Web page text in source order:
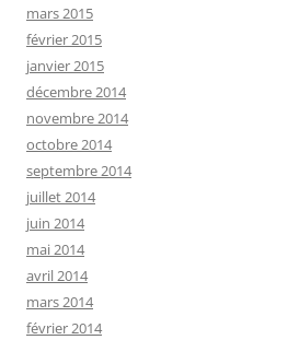
mars 2015
février 2015
janvier 2015
décembre 2014
novembre 2014
octobre 2014
septembre 2014
juillet 2014
juin 2014
mai 2014
avril 2014
mars 2014
février 2014